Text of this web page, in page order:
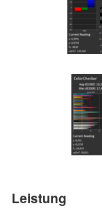
Leistung